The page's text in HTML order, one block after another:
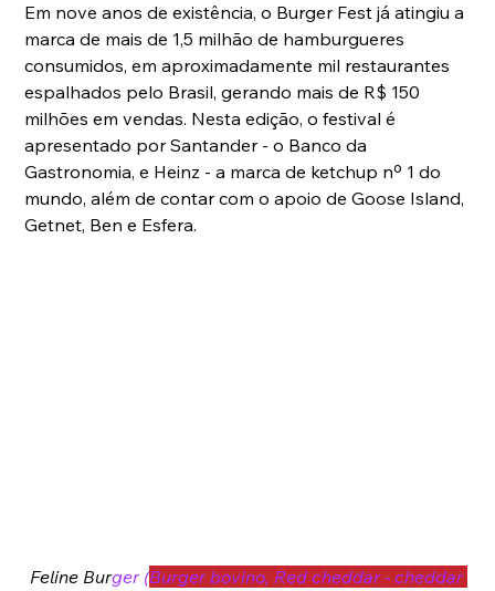
Em nove anos de existência, o Burger Fest já atingiu a
marca de mais de 1,5 milhão de hamburgueres
consumidos, em aproximadamente mil restaurantes
espalhados pelo Brasil, gerando mais de R$ 150
milhões em vendas. Nesta edição, o festival é
apresentado por Santander - o Banco da
Gastronomia, e Heinz - a marca de ketchup nº 1 do
mundo, além de contar com o apoio de Goose Island,
Getnet, Ben e Esfera.
Feline Burger (Burger bovino, Red cheddar - cheddar